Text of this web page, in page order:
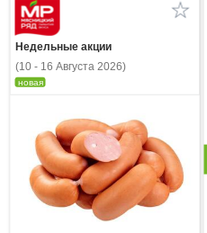
Недельные акции
(10 - 16 Августа 2026)
новая